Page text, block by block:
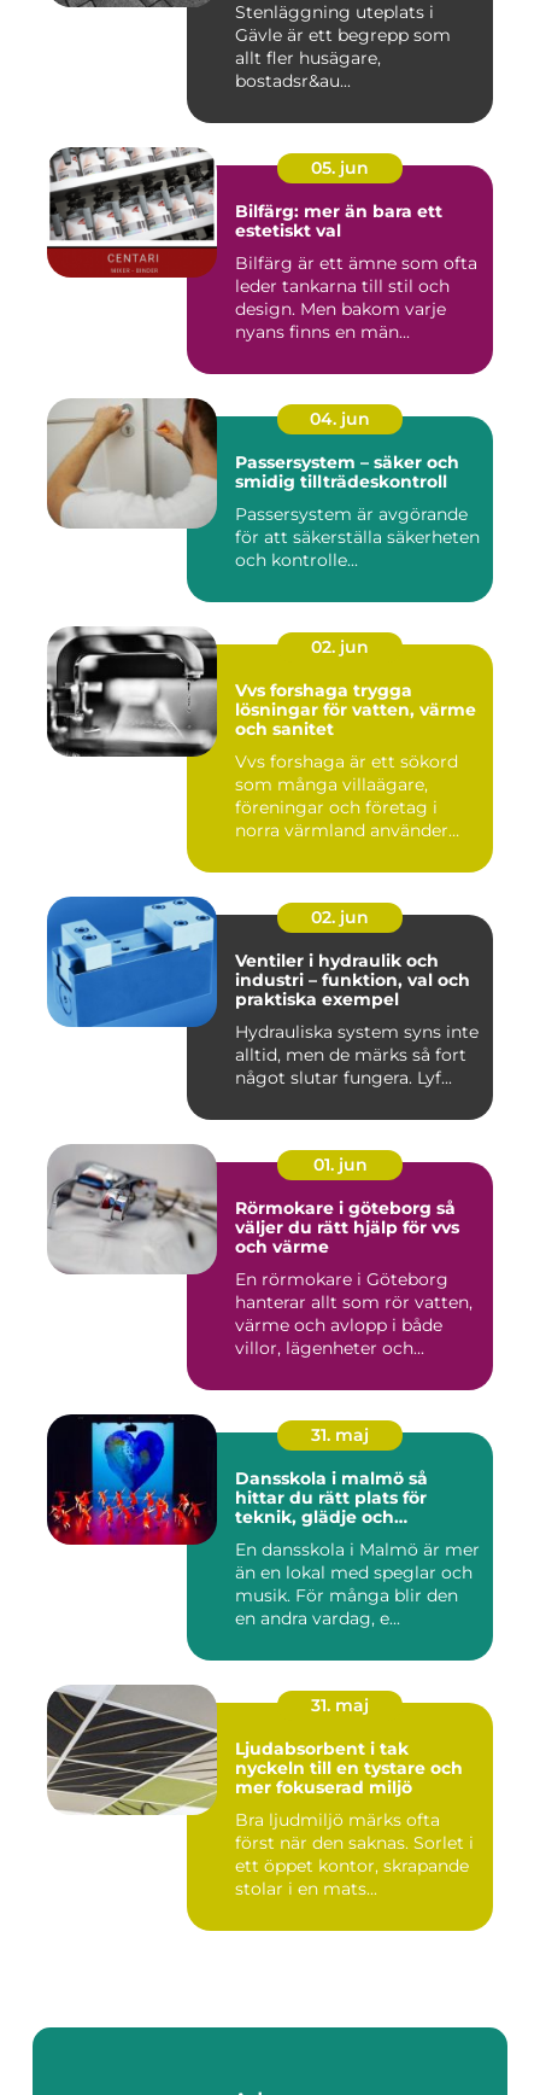
Stenläggning uteplats i
Gävle är ett begrepp som
allt fler husägare,
bostadsr&au...
05. jun
Bilfärg: mer än bara ett
estetiskt val
Bilfärg är ett ämne som ofta
leder tankarna till stil och
design. Men bakom varje
nyans finns en män...
04. jun
Passersystem – säker och
smidig tillträdeskontroll
Passersystem är avgörande
för att säkerställa säkerheten
och kontrolle...
02. jun
Vvs forshaga trygga
lösningar för vatten, värme
och sanitet
Vvs forshaga är ett sökord
som många villaägare,
föreningar och företag i
norra värmland använder
02. jun
Ventiler i hydraulik och
industri – funktion, val och
praktiska exempel
Hydrauliska system syns inte
alltid, men de märks så fort
något slutar fungera. Lyf...
01. jun
Rörmokare i göteborg så
väljer du rätt hjälp för vvs
och värme
En rörmokare i Göteborg
hanterar allt som rör vatten,
värme och avlopp i både
villor, lägenheter och...
31. maj
Dansskola i malmö så
hittar du rätt plats för
teknik, glädje och
En dansskola i Malmö är mer
än en lokal med speglar och
musik. För många blir den
en andra vardag, e...
31. maj
Ljudabsorbent i tak
nyckeln till en tystare och
mer fokuserad miljö
Bra ljudmiljö märks ofta
först när den saknas. Sorlet i
ett öppet kontor, skrapande
stolar i en mats...